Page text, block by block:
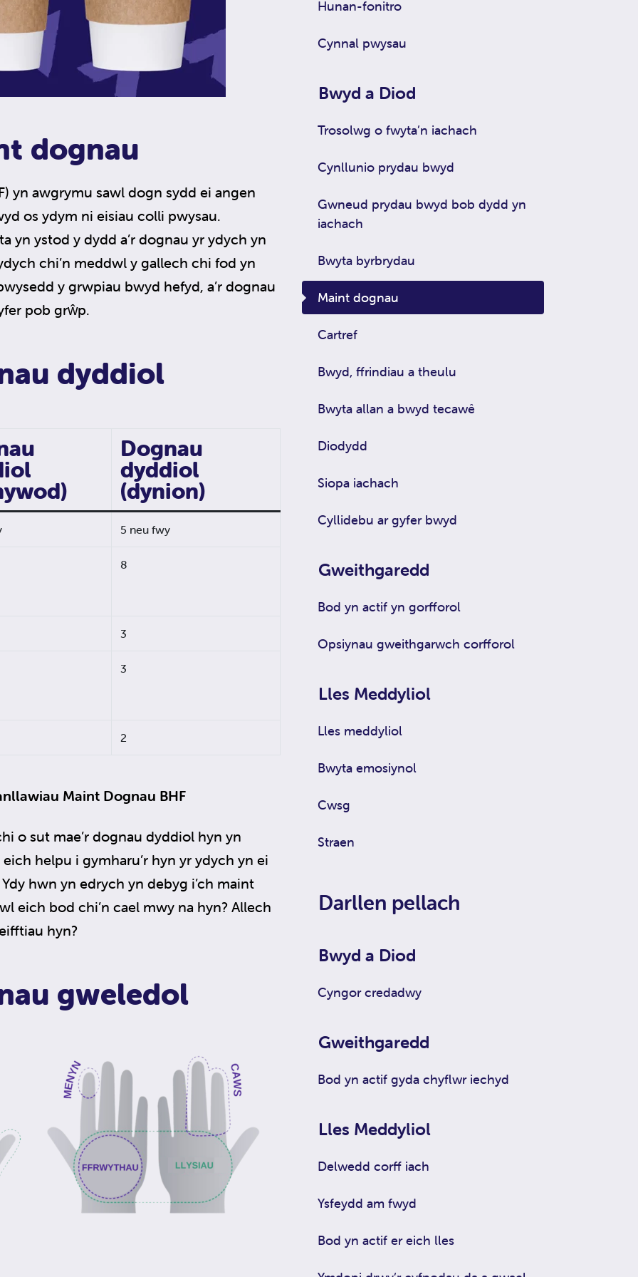
dognau
yn awgrymu sawl dogn sydd ei angen
os ydym ni eisiau colli pwysau.
yn ystod y dydd a’r dognau yr ydych yn
chi’n meddwl y gallech chi fod yn
y grwpiau bwyd hefyd, a’r dognau
pob grŵp.
dyddiol
Dognau
dyddiol
(dynion)
5 neu fwy
8
3
3
2
Maint Dognau BHF
o sut mae’r dognau dyddiol hyn yn
helpu i gymharu’r hyn yr ydych yn ei
hwn yn edrych yn debyg i’ch maint
eich bod chi’n cael mwy na hyn? Allech
hyn?
gweledol
Hunan-fonitro
Cynnal pwysau
Bwyd a Diod
Trosolwg o fwyta’n iachach
Cynllunio prydau bwyd
Gwneud prydau bwyd bob dydd yn
iachach
Bwyta byrbrydau
Maint dognau
Cartref
Bwyd, ffrindiau a theulu
Bwyta allan a bwyd tecawê
Diodydd
Siopa iachach
Cyllidebu ar gyfer bwyd
Gweithgaredd
Bod yn actif yn gorfforol
Opsiynau gweithgarwch corfforol
Lles Meddyliol
Lles meddyliol
Bwyta emosiynol
Cwsg
Straen
Darllen pellach
Bwyd a Diod
Cyngor credadwy
Gweithgaredd
Bod yn actif gyda chyflwr iechyd
Lles Meddyliol
Delwedd corff iach
Ysfeydd am fwyd
Bod yn actif er eich lles